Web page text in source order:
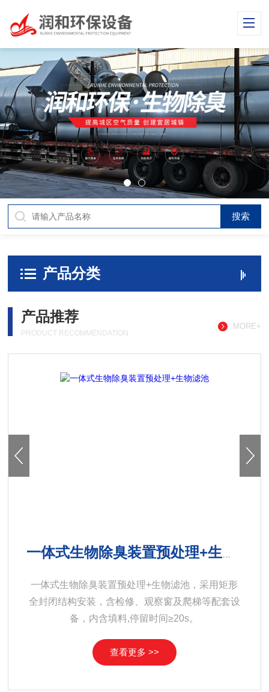
产品分类
产品推荐
PRODUCT RECOMMENDATION
MORE+
一体式生物除臭塔
一体式生物除臭塔箱体采用玻璃钢/不锈钢材质，生
物除臭塔采用包括湿法洗涤塔、生物除臭塔以及出
风装置。
查看更多 >>